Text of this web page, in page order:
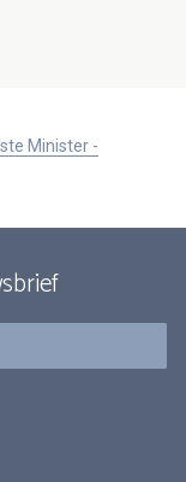
Minister -